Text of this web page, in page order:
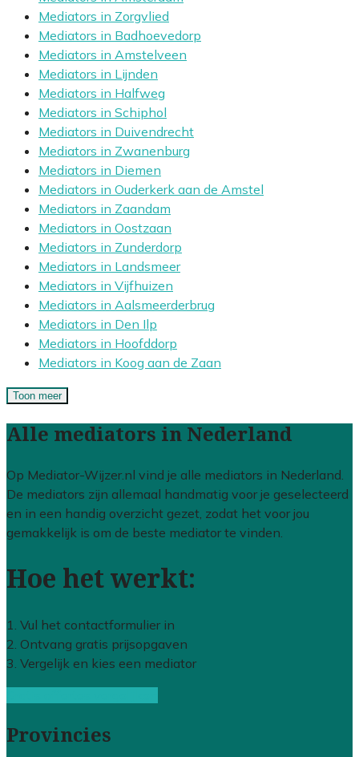
Mediators in Zorgvlied
Mediators in Badhoevedorp
Mediators in Amstelveen
Mediators in Lijnden
Mediators in Halfweg
Mediators in Schiphol
Mediators in Duivendrecht
Mediators in Zwanenburg
Mediators in Diemen
Mediators in Ouderkerk aan de Amstel
Mediators in Zaandam
Mediators in Oostzaan
Mediators in Zunderdorp
Mediators in Landsmeer
Mediators in Vijfhuizen
Mediators in Aalsmeerderbrug
Mediators in Den Ilp
Mediators in Hoofddorp
Mediators in Koog aan de Zaan
Toon meer
Alle mediators in Nederland
Op Mediator-Wijzer.nl vind je alle mediators in Nederland.
De mediators zijn allemaal handmatig voor je geselecteerd
en in een handig overzicht gezet, zodat het voor jou
gemakkelijk is om de beste mediator te vinden.
Hoe het werkt:
1. Vul het contactformulier in
2. Ontvang gratis prijsopgaven
3. Vergelijk en kies een mediator
Provincies